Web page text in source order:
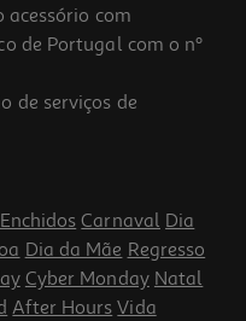
com
de Portugal com o nº
de serviços de
Carnaval Dia
Dia da Mãe Regresso
Cyber Monday Natal
After Hours Vida